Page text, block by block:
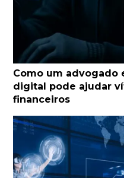
Como um advogado
digital pode ajudar
financeiros